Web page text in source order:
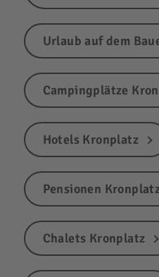
Urlaub auf dem
Campingplätze
Hotels Kronplatz
Pensionen
Chalets Kronplatz